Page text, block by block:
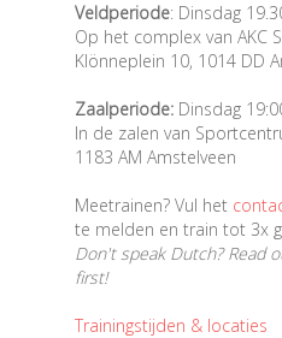
Veldperiode: Dinsdag
Op het complex van AKC
Klönneplein 10, 1014 DD
Zaalperiode:Dinsdag
In de zalen van
1183 AM Amstelveen
Meetrainen? Vul het
te melden en train tot 3x
Don't speak Dutch? Read
first!
Trainingstijden & locaties